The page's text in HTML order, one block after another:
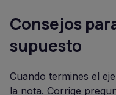
Consejos
supuesto
Cuando termines el
la nota. Corrige